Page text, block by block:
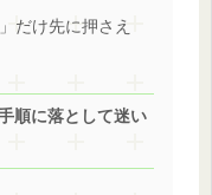
だけ先に押さえ
順に落として迷い